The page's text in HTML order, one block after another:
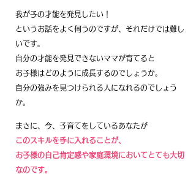
我が子の才能を発見したい！
というお話をよく伺うのですが、それだけでは難し
いです。
自分の才能を発見できないママが育てると
お子様はどのように成長するのでしょうか。
自分の強みを見つけられる人になれるのでしょう
か。
まさに、今、子育てをしているあなたが
このスキルを手に入れることが、
お子様の自己肯定感や家庭環境においてとても大切
なのです。